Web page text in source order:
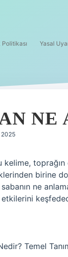
Yasal
NE
2025
kelime,
birine
sabanın ne
Temel